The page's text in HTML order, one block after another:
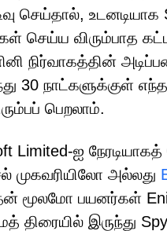
செய்தால், உடனடியாக
செய்ய விரும்பாத
நிர்வாகத்தின்
30 நாட்களுக்குள் எந்த
பெறலாம்.
Limited-ஐ
முகவரியிலோ அல்லது
மூலமோ பயனர்கள்
இருந்து